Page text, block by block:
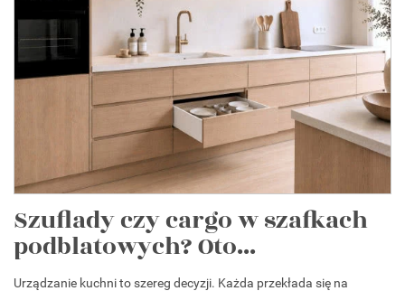
Szuflady czy cargo w szafkach
podblatowych? Oto...
Urządzanie kuchni to szereg decyzji. Każda przekłada się na